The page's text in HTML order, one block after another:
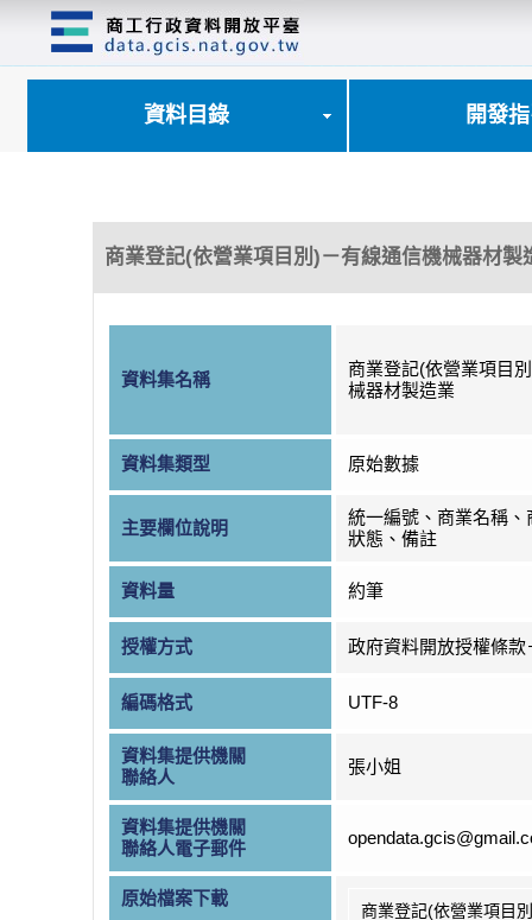
資料目錄 開發
商業登記(依營業項目別)－有線通信機械器材製
資料集名稱
商業登記(依營業項目
械器材製造業
資料集類型 原始數據
主要欄位說明
統一編號、商業名稱、
狀態、備註
資料量 約筆
授權方式 政府資料開放授權條款
編碼格式 UTF-8
資料集提供機關
聯絡人
張小姐
資料集提供機關
聯絡人電子郵件
原始檔案下載
商業登記(依營業項目